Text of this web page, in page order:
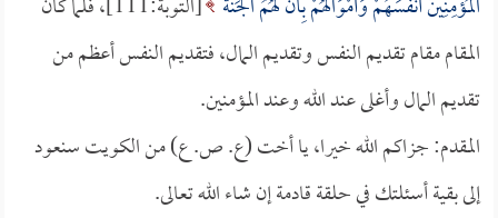
المقام مقام تقديم النفس وتقديم المال، فتقديم النفس أعظم من
تقديم المال وأغلى عند الله وعند المؤمنين.
المقدم: جزاكم الله خيرا، يا أخت (ع. ص. ع) من الكويت سنعود
إلى بقية أسئلتك في حلقة قادمة إن شاء الله تعالى.